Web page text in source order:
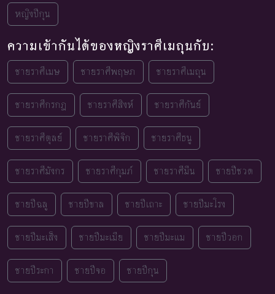
หญิงปีกุน
ความเข้ากันได้ของหญิงราศีเมถุนกับ:
ชายราศีเมษ ชายราศีพฤษภ ชายราศีเมถุน
ชายราศีกรกฎ ชายราศีสิงห์ ชายราศีกันย์
ชายราศีตุลย์ ชายราศีพิจิก ชายราศีธนู
ชายราศีมังกร ชายราศีกุมภ์ ชายราศีมีน ชายปีชวด
ชายปีฉลู ชายปีขาล ชายปีเถาะ ชายปีมะโรง
ชายปีมะเส็ง ชายปีมะเมีย ชายปีมะแม ชายปีวอก
ชายปีระกา ชายปีจอ ชายปีกุน